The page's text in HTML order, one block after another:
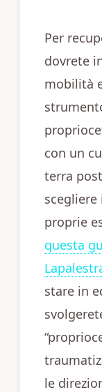
Per
dovrete
mobilità
con un
terra
proprie
questa
stare in
le